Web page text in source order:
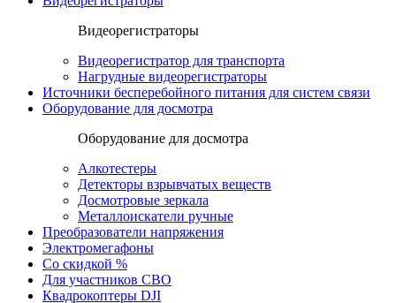
Видеорегистраторы
Видеорегистратор для транспорта
Нагрудные видеорегистраторы
Источники бесперебойного питания для систем связи
Оборудование для досмотра
Оборудование для досмотра
Алкотестеры
Детекторы взрывчатых веществ
Досмотровые зеркала
Металлоискатели ручные
Преобразователи напряжения
Электромегафоны
Со скидкой %
Для участников СВО
Квадрокоптеры DJI